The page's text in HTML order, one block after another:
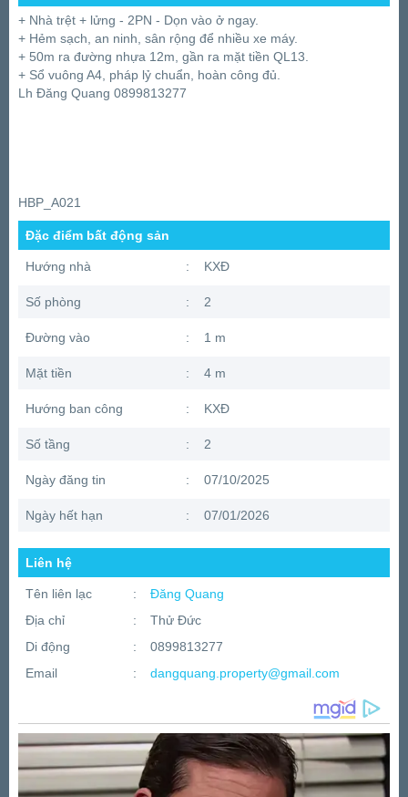
+ Nhà trệt + lửng - 2PN - Dọn vào ở ngay.
+ Hẻm sạch, an ninh, sân rộng để nhiều xe máy.
+ 50m ra đường nhựa 12m, gần ra mặt tiền QL13.
+ Sổ vuông A4, pháp lỷ chuẩn, hoàn công đủ.
Lh Đăng Quang 0899813277
HBP_A021
Đặc điểm bất động sản
Hướng nhà : KXĐ
Số phòng : 2
Đường vào : 1 m
Mặt tiền : 4 m
Hướng ban công : KXĐ
Số tầng : 2
Ngày đăng tin : 07/10/2025
Ngày hết hạn : 07/01/2026
Liên hệ
Tên liên lạc :
Đăng Quang
Địa chỉ
:
Thử Đức
Di động
:
0899813277
Email
: dangquang.property@gmail.com